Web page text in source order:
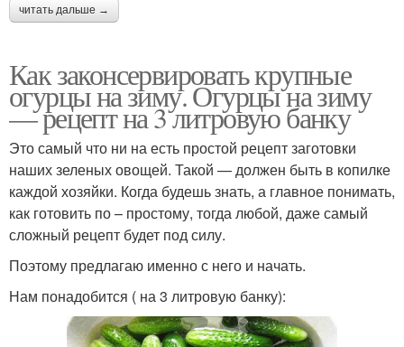
читать дальше →
Как законсервировать крупные
огурцы на зиму. Огурцы на зиму
— рецепт на 3 литровую банку
Это самый что ни на есть простой рецепт заготовки
наших зеленых овощей. Такой — должен быть в копилке
каждой хозяйки. Когда будешь знать, а главное понимать,
как готовить по – простому, тогда любой, даже самый
сложный рецепт будет под силу.
Поэтому предлагаю именно с него и начать.
Нам понадобится ( на 3 литровую банку):